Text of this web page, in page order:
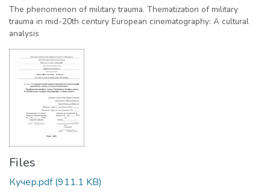
The phenomenon of military trauma. Thematization of military
trauma in mid-20th century European cinematography: A cultural
analysis
Files
Кучер.pdf(911.1 KB)